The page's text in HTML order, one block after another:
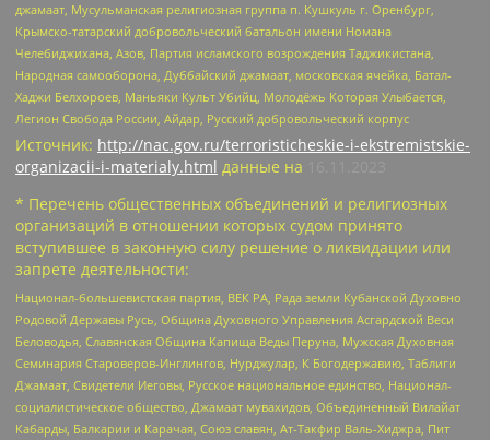
джамаат, Мусульманская религиозная группа п. Кушкуль г. Оренбург,
Крымско-татарский добровольческий батальон имени Номана
Челебиджихана, Азов, Партия исламского возрождения Таджикистана,
Народная самооборона, Дуббайский джамаат, московская ячейка, Батал-
Хаджи Белхороев, Маньяки Культ Убийц, Молодёжь Которая Улыбается,
Легион Свобода России, Айдар, Русский добровольческий корпус
Источник: http://nac.gov.ru/terroristicheskie-i-ekstremistskie-
organizacii-i-materialy.html данные на
* Перечень общественных объединений и религиозных
организаций в отношении которых судом принято
вступившее в законную силу решение о ликвидации или
запрете деятельности:
Национал-большевистская партия, ВЕК РА, Рада земли Кубанской Духовно
Родовой Державы Русь, Община Духовного Управления Асгардской Веси
Беловодья, Славянская Община Капища Веды Перуна, Мужская Духовная
Семинария Староверов-Инглингов, Нурджулар, К Богодержавию, Таблиги
Джамаат, Свидетели Иеговы, Русское национальное единство, Национал-
социалистическое общество, Джамаат мувахидов, Объединенный Вилайат
Кабарды, Балкарии и Карачая, Союз славян, Ат-Такфир Валь-Хиджра, Пит